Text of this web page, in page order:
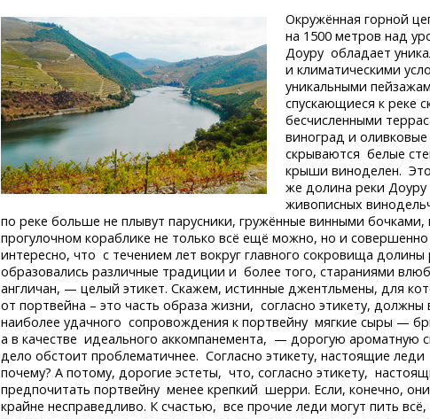
Окружённая горной
на 1500 метров над
Доуру обладает
и климатическими
уникальными
спускающиеся к реке
бесчисленными
виноград и
скрываются белые
крыши виноделен.
же долина реки Доуру
живописных
по реке больше не плывут парусники, гружённые винными бочками,
прогулочном кораблике не только всё ещё можно, но и
интересно, что с течением лет вокруг главного сокровища
образовались различные традиции и более того, стараниями
англичан, — целый этикет. Скажем, истинные джентльмены, для
от портвейна – это часть образа жизни, согласно этикету, должны
наиболее удачного сопровождения к портвейну мягкие сыры —
а в качестве идеального аккомпанемента, — дорогую ароматную
дело обстоит проблематичнее. Согласно этикету, настоящие
почему? А потому, дорогие эстеты, что, согласно этикету,
предпочитать портвейну менее крепкий шерри. Если, конечно,
крайне несправедливо. К счастью, все прочие леди могут пить всё,